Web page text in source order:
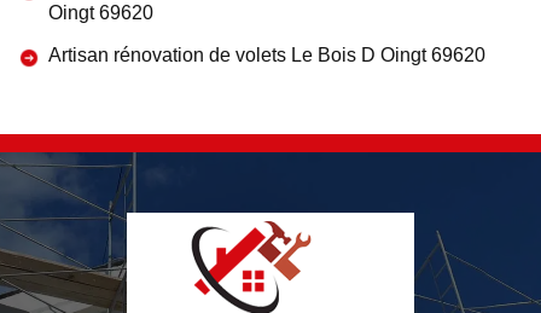
Oingt 69620
Artisan rénovation de volets Le Bois D Oingt 69620